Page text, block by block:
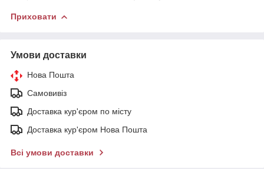
Приховати
Умови доставки
Нова Пошта
Самовивіз
Доставка кур'єром по місту
Доставка кур'єром Нова Пошта
Всі умови доставки